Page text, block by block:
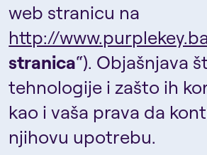
web stranicu na
http://
stranica“). Objašnjava
tehnologije i zašto ih
kao i vaša prava da
njihovu upotrebu.